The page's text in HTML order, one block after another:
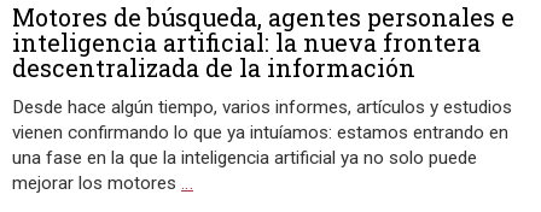
Motores de búsqueda, agentes personales e
inteligencia artificial: la nueva frontera
descentralizada de la información
Desde hace algún tiempo, varios informes, artículos y estudios
vienen confirmando lo que ya intuíamos: estamos entrando en
una fase en la que la inteligencia artificial ya no solo puede
mejorar los motores …